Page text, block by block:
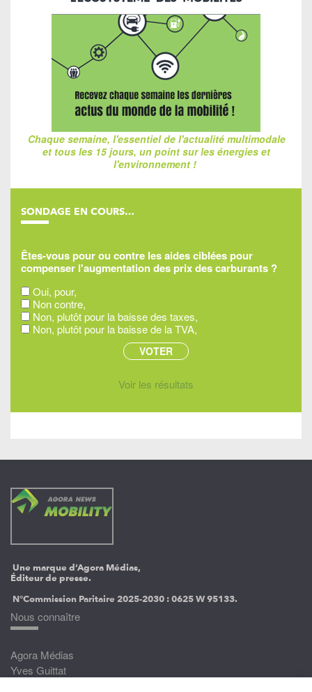
Chaque semaine, l'essentiel de l'actualité multimodale
et tous les 15 jours, un point sur les énergies et
l'environnement !
SONDAGE EN COURS…
Êtes-vous pour ou contre les aides ciblées pour
compenser l'augmentation des prix des carburants ?
Oui, pour,
Non contre,
Non, plutôt pour la baisse des taxes,
Non, plutôt pour la baisse de la TVA,
Voir les résultats
Une marque d’Agora Médias,
Éditeur de presse.
N°Commission Paritaire 2025-2030 :0625 W 95133.
Nous connaître
Agora Médias
Yves Guittat